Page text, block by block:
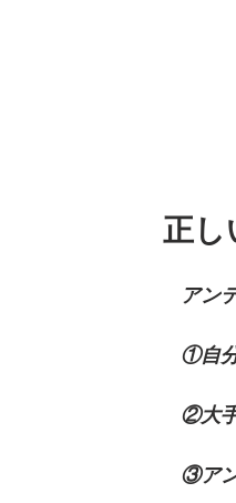
アンテナ
①自分で
②大手電気
③アンテナ